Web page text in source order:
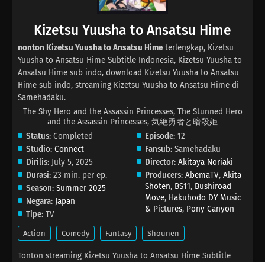
Kizetsu Yuusha to Ansatsu Hime
nonton Kizetsu Yuusha to Ansatsu Hime terlengkap, Kizetsu
Yuusha to Ansatsu Hime Subtitle Indonesia, Kizetsu Yuusha to
Ansatsu Hime sub indo, download Kizetsu Yuusha to Ansatsu
Hime sub indo, streaming Kizetsu Yuusha to Ansatsu Hime di
Samehadaku.
The Shy Hero and the Assassin Princesses, The Stunned Hero
and the Assassin Princesses, 気絶勇者と暗殺姫
Status: Completed
Studio: Connect
Dirilis: July 5, 2025
Durasi: 23 min. per ep.
Season: Summer 2025
Negara: Japan
Tipe: TV
Episode: 12
Fansub: Samehadaku
Director: Akitaya Noriaki
Producers: AbemaTV,Akita
Shoten, BS11, Bushiroad
Move, Hakuhodo DY Music
& Pictures, Pony Canyon
Action Comedy Fantasy Shounen
Tonton streaming Kizetsu Yuusha to Ansatsu Hime Subtitle